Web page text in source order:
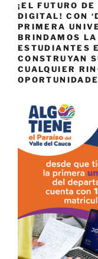
¡EL FUTURO
DIGITAL! CON
PRIMERA
BRINDAMOS
ESTUDIANTES
CONSTRUYAN
CUALQUIER